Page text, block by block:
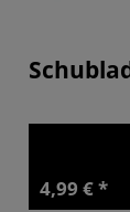
4,99 € *